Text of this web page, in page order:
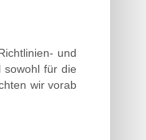
und
sowohl für die
wir vorab